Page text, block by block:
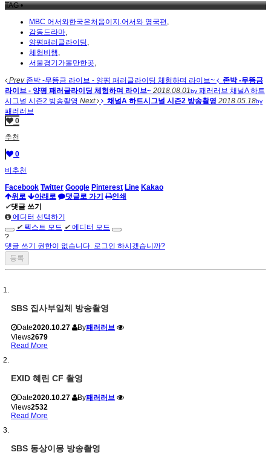
TAG •
MBC 어서와한국은처음이지.어서와 영국편 ,
감동드라마,
양평패러글라이딩,
체험비행,
서울경기가볼만한곳,
Prev존박 -무뜸금 라이브 - 양평 패러글라이딩 체험하며 라이브~
존박 -무뜸금
라이브 - 양평 패러글라이딩 체험하며 라이브~ 2018.08.01by 패러러브 채널A 하트
시그널 시즌2 방송촬영 Next 채널A 하트시그널 시즌2 방송촬영 2018.05.18by
패러러브
0
추천
0
비추천
Facebook Twitter Google Pinterest Line Kakao
위로
아래로 댓글로 가기
인쇄
✔댓글 쓰기
에디터 선택하기
✔ 텍스트 모드 ✔에디터 모드
?
댓글 쓰기 권한이 없습니다. 로그인 하시겠습니까?
SBS 집사부일체 방송촬영
Date2020.10.27 By패러러브
Views2679
Read More
EXID 혜린 CF 촬영
Date2020.10.27 By패러러브
Views2532
Read More
SBS 동상이몽 방송촬영